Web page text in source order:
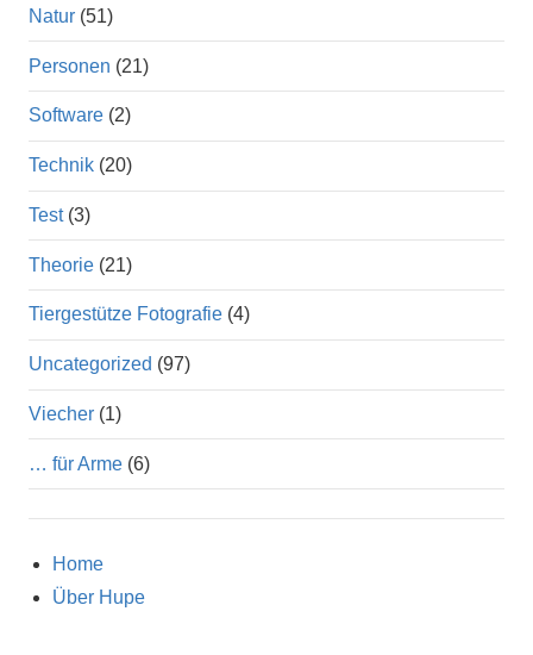
Natur (51)
Personen (21)
Software (2)
Technik (20)
Test(3)
Theorie (21)
Tiergestütze Fotografie (4)
Uncategorized (97)
Viecher (1)
… für Arme (6)
Home
Über Hupe